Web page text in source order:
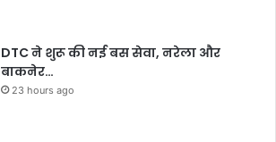
DTC ने शुरू की नई बस सेवा, नरेला और
बाकनेर…
23 hours ago